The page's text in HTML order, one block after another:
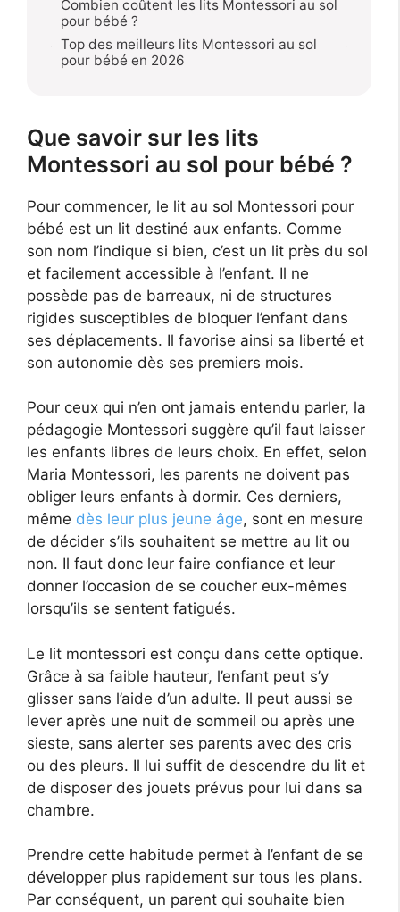
Combien coûtent les lits Montessori au sol
pour bébé ?
Top des meilleurs lits Montessori au sol
pour bébé en 2026
Que savoir sur les lits
Montessori au sol pour bébé ?
Pour commencer, le lit au sol Montessori pour
bébé est un lit destiné aux enfants. Comme
son nom l’indique si bien, c’est un lit près du sol
et facilement accessible à l’enfant. Il ne
possède pas de barreaux, ni de structures
rigides susceptibles de bloquer l’enfant dans
ses déplacements. Il favorise ainsi sa liberté et
son autonomie dès ses premiers mois.
Pour ceux qui n’en ont jamais entendu parler, la
pédagogie Montessori suggère qu’il faut laisser
les enfants libres de leurs choix. En effet, selon
Maria Montessori, les parents ne doivent pas
obliger leurs enfants à dormir. Ces derniers,
même dès leur plus jeune âge, sont en mesure
de décider s’ils souhaitent se mettre au lit ou
non. Il faut donc leur faire confiance et leur
donner l’occasion de se coucher eux-mêmes
lorsqu’ils se sentent fatigués.
Le lit montessori est conçu dans cette optique.
Grâce à sa faible hauteur, l’enfant peut s’y
glisser sans l’aide d’un adulte. Il peut aussi se
lever après une nuit de sommeil ou après une
sieste, sans alerter ses parents avec des cris
ou des pleurs. Il lui suffit de descendre du lit et
de disposer des jouets prévus pour lui dans sa
chambre.
Prendre cette habitude permet à l’enfant de se
développer plus rapidement sur tous les plans.
Par conséquent, un parent qui souhaite bien